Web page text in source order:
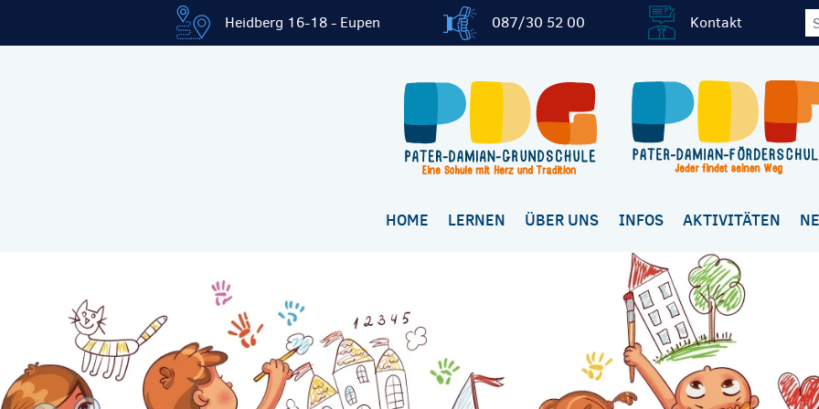
Heidberg 16-18 - Eupen 087/30 52 00 Kontakt
HOME LERNEN ÜBER UNS INFOS AKTIVITÄTEN